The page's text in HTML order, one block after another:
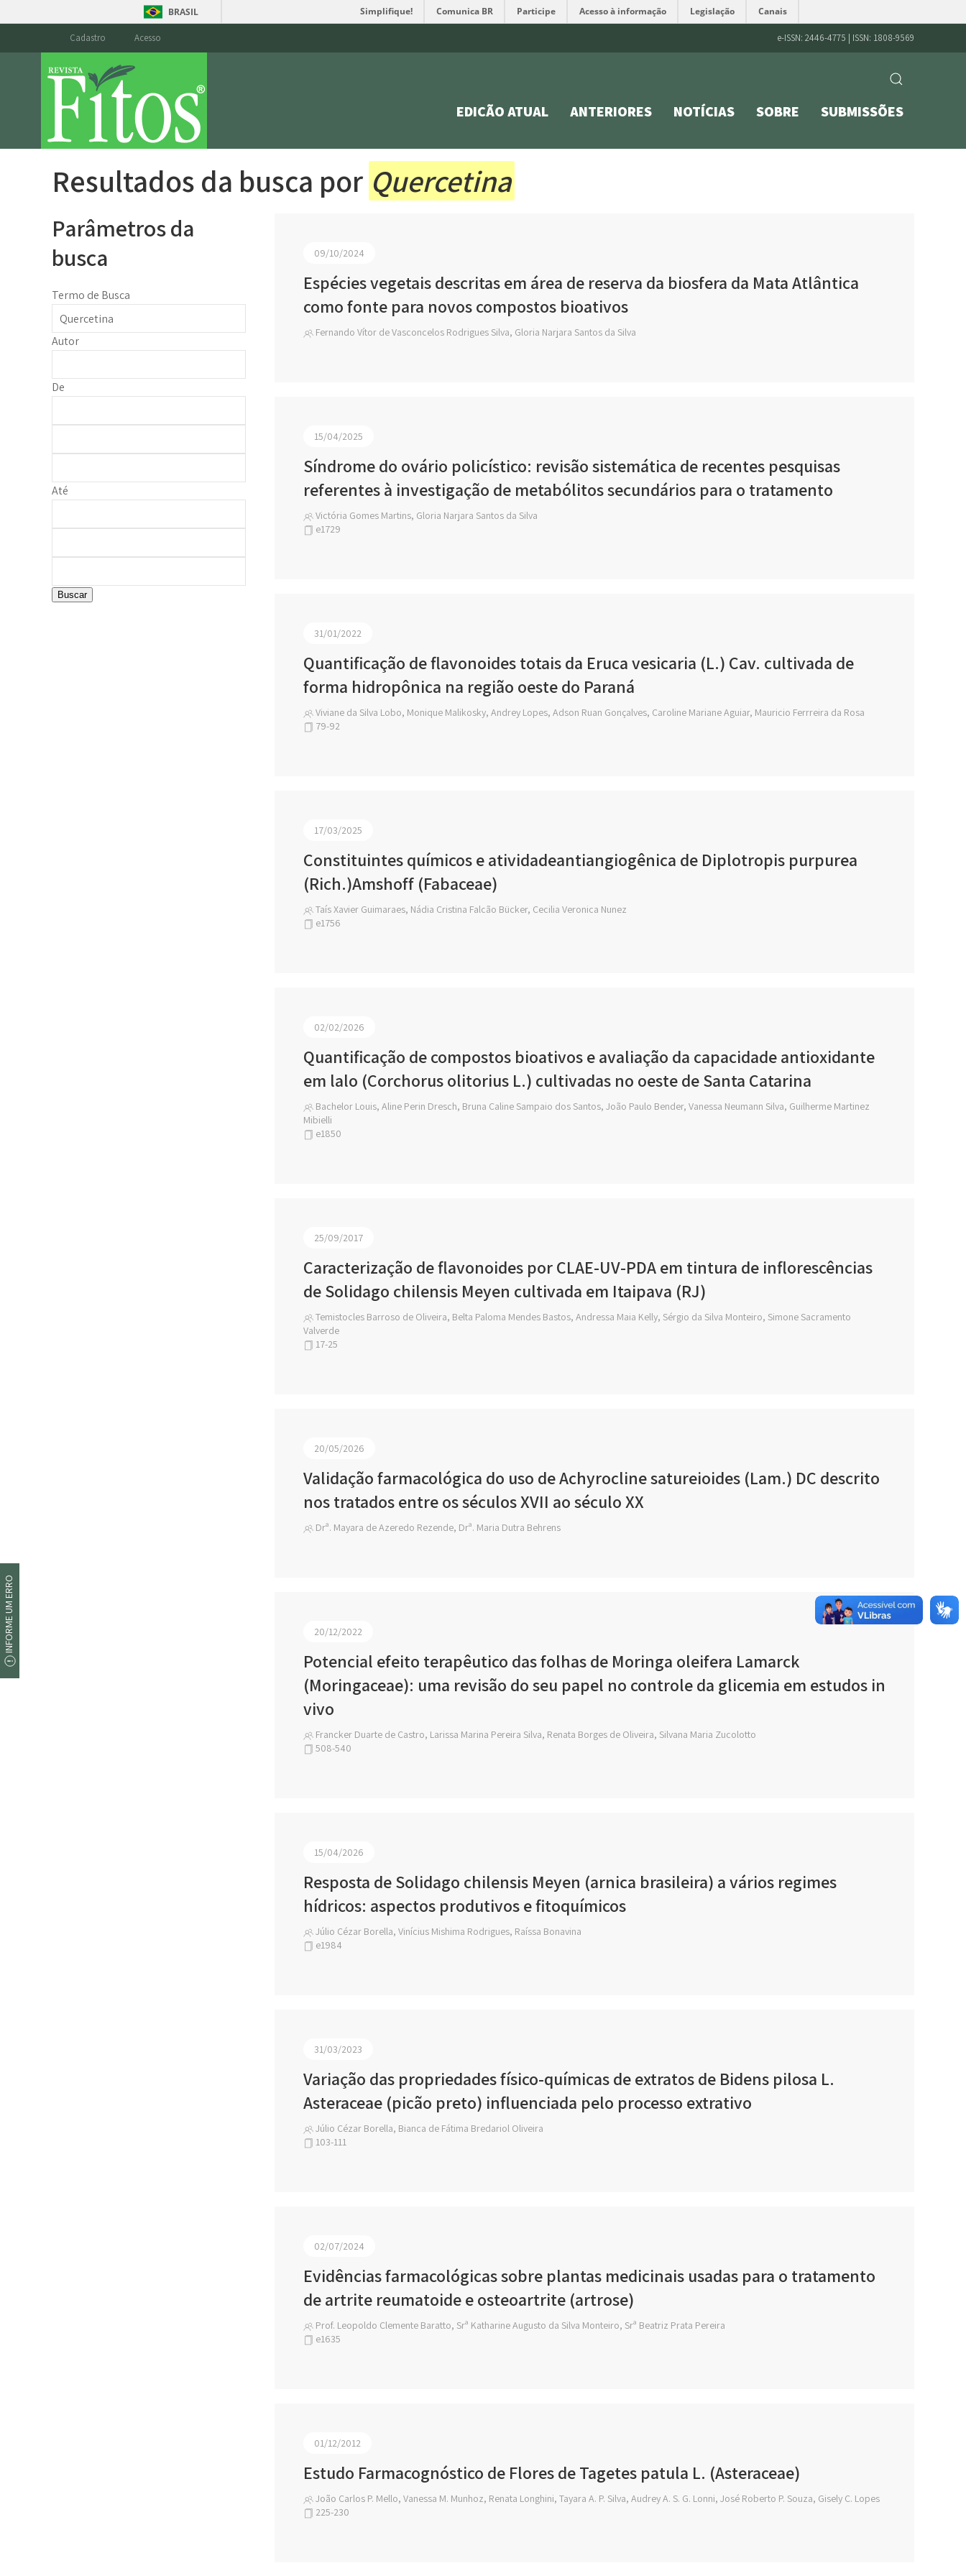
BRASIL Simplifique! Comunica BR Participe Acesso à informação Legislação Canais
Cadastro Acesso e-ISSN: 2446-4775 | ISSN: 1808-9569
EDIÇÃO ATUAL ANTERIORES NOTÍCIAS SOBRE SUBMISSÕES
Resultados da busca por Quercetina
Parâmetros da
busca
Termo de Busca
Autor
De
Até
Buscar
09/10/2024
Espécies vegetais descritas em área de reserva da biosfera da Mata Atlântica
como fonte para novos compostos bioativos
Fernando Vítor de Vasconcelos Rodrigues Silva, Gloria Narjara Santos da Silva
15/04/2025
Síndrome do ovário policístico: revisão sistemática de recentes pesquisas
referentes à investigação de metabólitos secundários para o tratamento
Victória Gomes Martins, Gloria Narjara Santos da Silva
e1729
31/01/2022
Quantificação de flavonoides totais da Eruca vesicaria (L.) Cav. cultivada de
forma hidropônica na região oeste do Paraná
Viviane da Silva Lobo, Monique Malikosky, Andrey Lopes, Adson Ruan Gonçalves, Caroline Mariane Aguiar, Mauricio Ferrreira da Rosa
79-92
17/03/2025
Constituintes químicos e atividadeantiangiogênica de Diplotropis purpurea
(Rich.)Amshoff (Fabaceae)
Taís Xavier Guimaraes, Nádia Cristina Falcão Bücker, Cecilia Veronica Nunez
e1756
02/02/2026
Quantificação de compostos bioativos e avaliação da capacidade antioxidante
em lalo (Corchorus olitorius L.) cultivadas no oeste de Santa Catarina
Bachelor Louis, Aline Perin Dresch, Bruna Caline Sampaio dos Santos, João Paulo Bender, Vanessa Neumann Silva, Guilherme Martinez
Mibielli
e1850
25/09/2017
Caracterização de flavonoides por CLAE-UV-PDA em tintura de inflorescências
de Solidago chilensis Meyen cultivada em Itaipava (RJ)
Temistocles Barroso de Oliveira, Belta Paloma Mendes Bastos, Andressa Maia Kelly, Sérgio da Silva Monteiro, Simone Sacramento
Valverde
17-25
20/05/2026
Validação farmacológica do uso de Achyrocline satureioides (Lam.) DC descrito
nos tratados entre os séculos XVII ao século XX
Drª. Mayara de Azeredo Rezende, Drª. Maria Dutra Behrens
20/12/2022
Potencial efeito terapêutico das folhas de Moringa oleifera Lamarck
(Moringaceae): uma revisão do seu papel no controle da glicemia em estudos in
vivo
Francker Duarte de Castro, Larissa Marina Pereira Silva, Renata Borges de Oliveira, Silvana Maria Zucolotto
508-540
15/04/2026
Resposta de Solidago chilensis Meyen (arnica brasileira) a vários regimes
hídricos: aspectos produtivos e fitoquímicos
Júlio Cézar Borella, Vinícius Mishima Rodrigues, Raíssa Bonavina
e1984
31/03/2023
Variação das propriedades físico-químicas de extratos de Bidens pilosa L.
Asteraceae (picão preto) influenciada pelo processo extrativo
Júlio Cézar Borella, Bianca de Fátima Bredariol Oliveira
103-111
02/07/2024
Evidências farmacológicas sobre plantas medicinais usadas para o tratamento
de artrite reumatoide e osteoartrite (artrose)
Prof. Leopoldo Clemente Baratto, Srª Katharine Augusto da Silva Monteiro, Srª Beatriz Prata Pereira
e1635
01/12/2012
Estudo Farmacognóstico de Flores de Tagetes patula L. (Asteraceae)
João Carlos P. Mello, Vanessa M. Munhoz, Renata Longhini, Tayara A. P. Silva, Audrey A. S. G. Lonni, José Roberto P. Souza, Gisely C. Lopes
225-230
INFORME UM ERRO